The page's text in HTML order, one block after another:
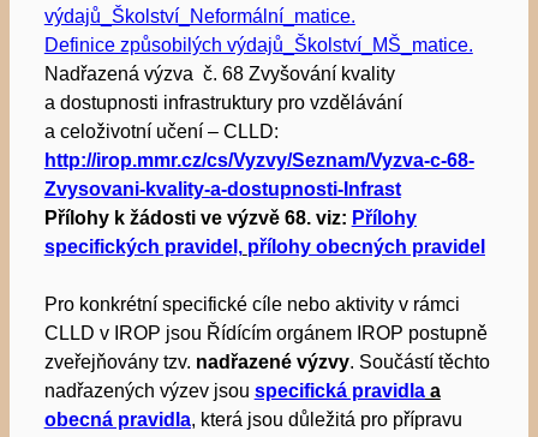
výdajů_Školství_Neformální_matice.
Definice způsobilých výdajů_Školství_MŠ_matice.
Nadřazená výzva č. 68 Zvyšování kvality
a dostupnosti infrastruktury pro vzdělávání
a celoživotní učení – CLLD:
http://irop.mmr.cz/cs/Vyzvy/Seznam/Vyzva-c-68-
Zvysovani-kvality-a-dostupnosti-Infrast
Přílohy k žádosti ve výzvě 68. viz: Přílohy
specifických pravidel, přílohy obecných pravidel
Pro konkrétní specifické cíle nebo aktivity v rámci
CLLD v IROP jsou Řídícím orgánem IROP postupně
zveřejňovány tzv. nadřazené výzvy. Součástí těchto
nadřazených výzev jsou specifická pravidlaa
obecná pravidla, která jsou důležitá pro přípravu